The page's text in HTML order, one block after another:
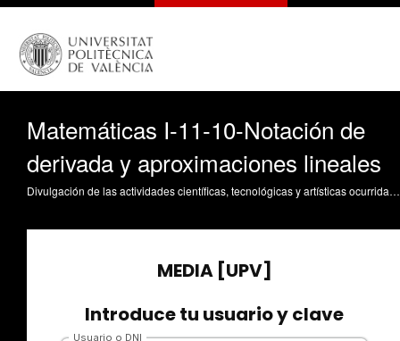
Matemáticas I-11-10-Notación de
derivada y aproximaciones lineales
Divulgación de las actividades científicas, tecnológicas y artísticas ocurridas en los tres campus de la UPV